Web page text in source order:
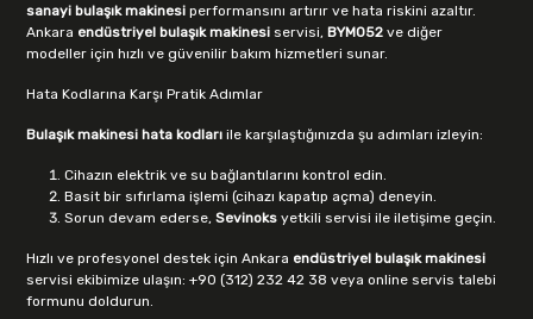
sanayi bulaşık makinesi performansını artırır ve hata riskini azaltır.
Ankara endüstriyel bulaşık makinesiservisi,BYM052 ve diğer
modeller için hızlı ve güvenilir bakım hizmetleri sunar.
Hata Kodlarına Karşı Pratik Adımlar
Bulaşık makinesi hata kodları ile karşılaştığınızda şu adımları izleyin:
Cihazın elektrik ve su bağlantılarını kontrol edin.
Basit bir sıfırlama işlemi (cihazı kapatıp açma) deneyin.
Sorun devam ederse,Sevinoks yetkili servisi ile iletişime geçin.
Hızlı ve profesyonel destek için Ankara endüstriyel bulaşık makinesi
servisi ekibimize ulaşın: +90 (312) 232 42 38 veya online servis talebi
formunu doldurun.